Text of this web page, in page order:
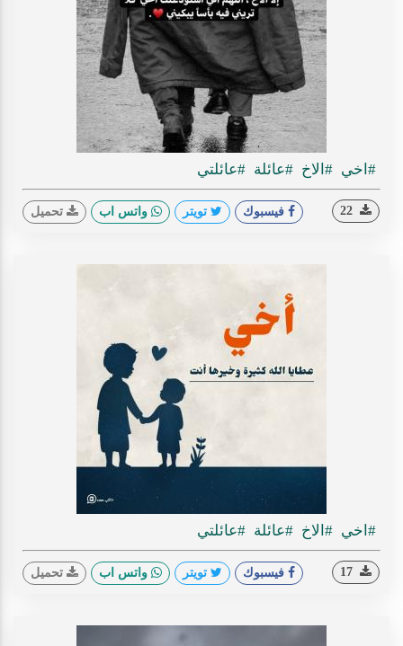
#اخي #الاخ #عائلة #عائلتي
فيسبوك تويتر واتس اب تحميل
#اخي #الاخ #عائلة #عائلتي
فيسبوك تويتر واتس اب تحميل